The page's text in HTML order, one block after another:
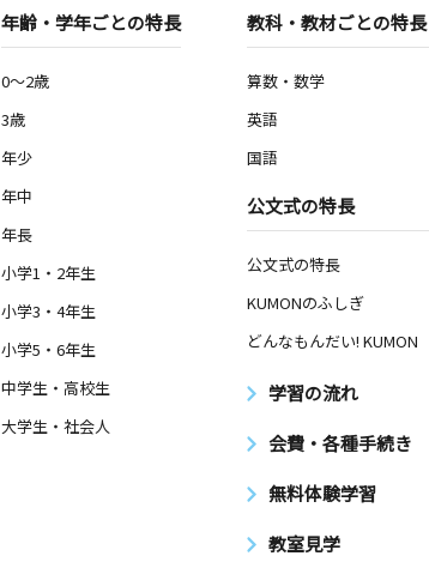
年齢・学年ごとの特長
0～2歳
3歳
年少
年中
年長
小学1・2年生
小学3・4年生
小学5・6年生
中学生・高校生
大学生・社会人
教科・教材ごとの特長
算数・数学
英語
国語
公文式の特長
公文式の特長
KUMONのふしぎ
どんなもんだい! KUMON
学習の流れ
会費・各種手続き
無料体験学習
教室見学